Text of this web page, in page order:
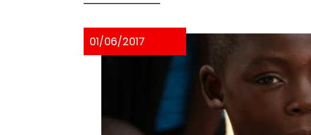
01/06/2017